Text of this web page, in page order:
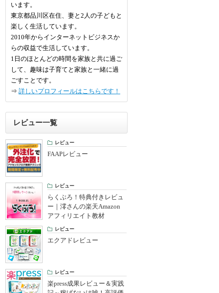
います。
東京都品川区在住、妻と2人の子どもと
楽しく生活しています。
2010年からインターネットビジネスか
らの収益で生活しています。
1日のほとんどの時間を家族と共に過ご
して、趣味は子育てと家族と一緒に過
ごすことです。
⇒ 詳しいプロフィールはこちらです！
レビュー一覧
レビュー
FAAPレビュー
レビュー
らくぶろ！特典付きレビュ
ー｜澪さんの楽天Amazon
アフィリエイト教材
レビュー
エクアドレビュー
レビュー
楽press成果レビュー＆実践